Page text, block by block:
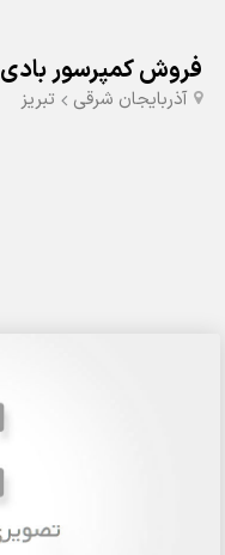
فروش کمپرسور بادی
آذربایجان شرقی تبريز